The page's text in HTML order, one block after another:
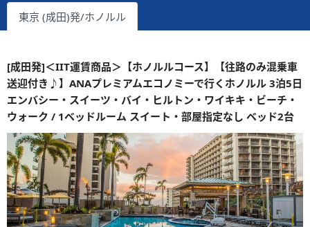
東京 (成田)発/ホノルル
[成田発]＜IIT運賃商品＞【ホノルルコース】【往路のみ混乗車
送迎付き♪】ANAプレミアムエコノミーで行くホノルル 3泊5日
エンバシー・スイーツ・バイ・ヒルトン・ワイキキ・ビーチ・
ウォーク / 1ベッドルーム スイート・部屋指定なし ベッド2台